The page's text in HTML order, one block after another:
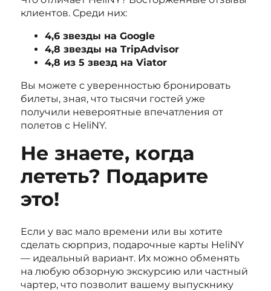
клиентов. Среди них:
4,6 звезды на Google
4,8 звезды на TripAdvisor
4,8 из 5 звезд на Viator
Вы можете с уверенностью бронировать
билеты, зная, что тысячи гостей уже
получили невероятные впечатления от
полетов с HeliNY.
Не знаете, когда
лететь? Подарите
это!
Если у вас мало времени или вы хотите
сделать сюрприз, подарочные карты HeliNY
— идеальный вариант. Их можно обменять
на любую обзорную экскурсию или частный
чартер, что позволит вашему выпускнику